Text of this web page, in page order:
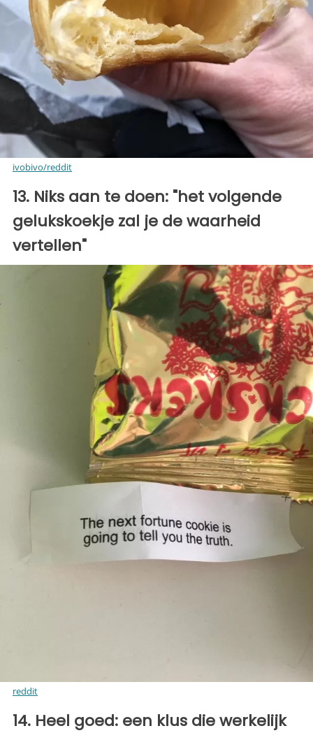
ivobivo/reddit
13. Niks aan te doen: "het volgende
gelukskoekje zal je de waarheid
vertellen"
reddit
14. Heel goed: een klus die werkelijk